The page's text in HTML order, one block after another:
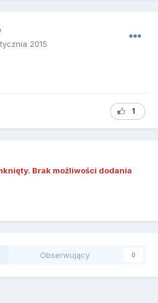
2015
1
Brak możliwości dodania
Obserwujący 0